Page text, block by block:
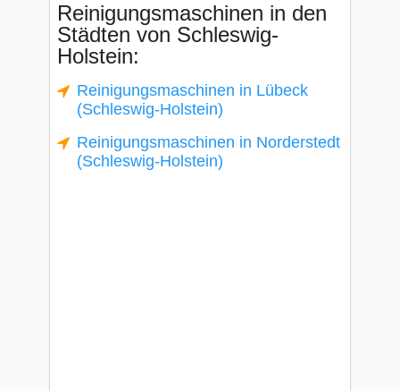
Reinigungsmaschinen in den
Städten von Schleswig-
Holstein:
Reinigungsmaschinen in Lübeck
(Schleswig-Holstein)
Reinigungsmaschinen in Norderstedt
(Schleswig-Holstein)